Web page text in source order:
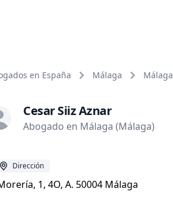
en España Málaga Málaga
Cesar Siiz Aznar
Abogado en Málaga (Málaga)
Dirección
1, 4O, A. 50004 Málaga